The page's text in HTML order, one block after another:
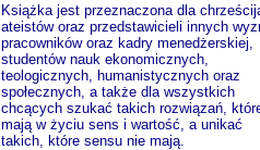
Książka jest przeznaczona dla
ateistów oraz przedstawicieli innych
pracowników oraz kadry menedżerskiej,
studentów nauk ekonomicznych,
teologicznych, humanistycznych oraz
społecznych, a także dla wszystkich
chcących szukać takich rozwiązań,
mają w życiu sens i wartość, a unikać
takich, które sensu nie mają.